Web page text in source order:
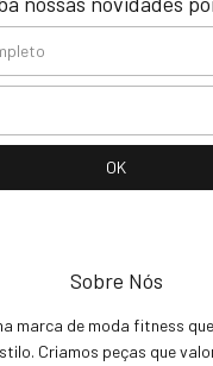
Sobre Nós
marca de moda fitness
Criamos peças que